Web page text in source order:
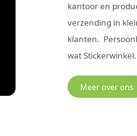
kantoor en
verzending in
klanten.
wat
Meer over ons